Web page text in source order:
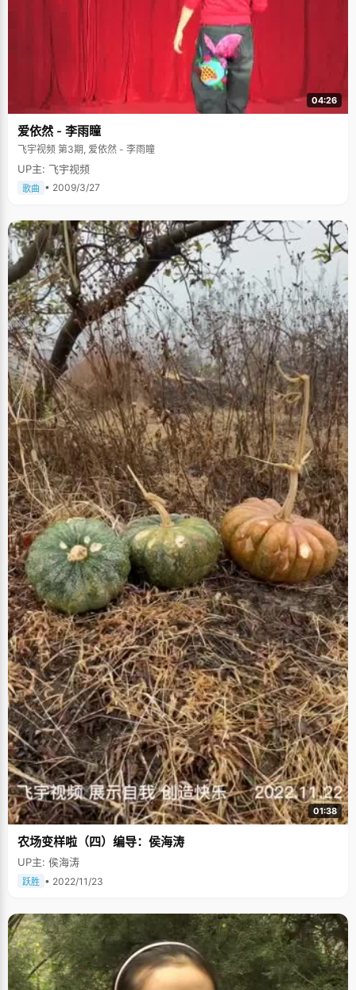
04:26
爱依然 - 李雨瞳
飞宇视频 第3期, 爱依然 - 李雨瞳
UP主: 飞宇视频
歌曲 • 2009/3/27
01:38
农场变样啦（四）编导：侯海涛
UP主: 侯海涛
跃胜 • 2022/11/23